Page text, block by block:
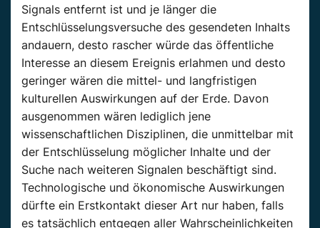
Signals entfernt ist und je länger die
Entschlüsselungsversuche des gesendeten Inhalts
andauern, desto rascher würde das öffentliche
Interesse an diesem Ereignis erlahmen und desto
geringer wären die mittel- und langfristigen
kulturellen Auswirkungen auf der Erde. Davon
ausgenommen wären lediglich jene
wissenschaftlichen Disziplinen, die unmittelbar mit
der Entschlüsselung möglicher Inhalte und der
Suche nach weiteren Signalen beschäftigt sind.
Technologische und ökonomische Auswirkungen
dürfte ein Erstkontakt dieser Art nur haben, falls
es tatsächlich entgegen aller Wahrscheinlichkeiten